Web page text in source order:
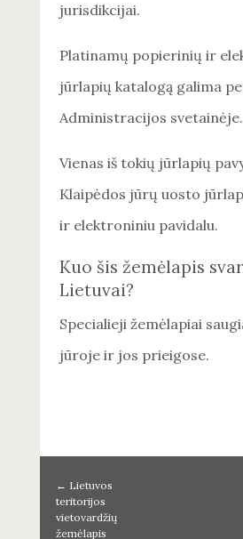
jurisdikcijai.
Platinamų popierinių ir
jūrlapių katalogą galima
Administracijos svetainėje.
Vienas iš tokių jūrlapių
Klaipėdos jūrų uosto
ir elektroniniu pavidalu.
Kuo šis žemėlapis
Lietuvai?
Specialieji žemėlapiai
jūroje ir jos prieigose.
← Lietuvos
teritorijos
vietovardžių
žemėlapis